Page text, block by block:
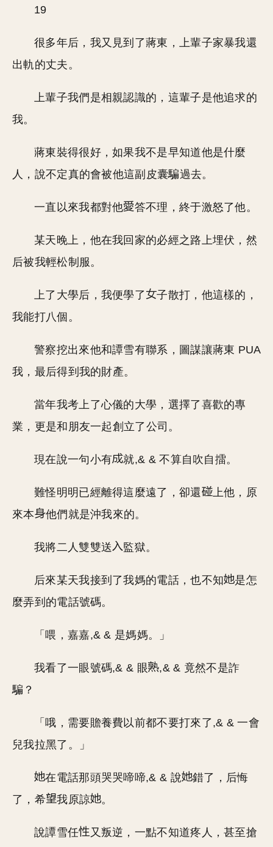
19
很多年后，我又見到了蔣東，上輩子家暴我還
出軌的丈夫。
上輩子我們是相親認識的，這輩子是他追求的
我。
蔣東裝得很好，如果我不是早知道他是什麼
人，說不定真的會被他這副皮囊騙過去。
一直以來我都對他 答不理，終于激怒了他。
某天晚上，他在我回家的必經之路上埋伏，然
后被我輕松制服。
上了大學后，我便學了
子散打，他這樣的，
我能打八個。
警察挖出來他和譚雪有聯系，圖謀讓蔣東 PUA
我，最后得到我的財產。
當年我考上了心儀的大學，選擇了喜歡的專
業，更是和朋友一起創立了公司。
現在說一句小有 就,& & 不算自吹自擂。
難怪明明已經離得這麼遠了，卻還
上他，原
來本
他們就是沖我來的。
我將二人雙雙送 監獄。
后來某天我接到了我媽的電話，也不知
是怎
麼弄到的電話號碼。
「喂，嘉嘉,& & 是媽媽。」
我看了一眼號碼,& & 眼
,& & 竟然不是詐
騙？
「哦，需要贍養費以前都不要打來了,& & 一會
兒我拉黑了。」
在電話那頭哭哭啼啼,& & 說
錯了，后悔
了，希
我原諒 。
說譚雪任
又叛逆，一點不知道疼人，甚至搶